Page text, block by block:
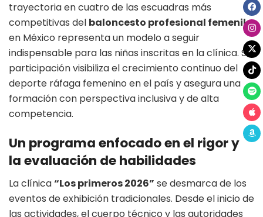
trayectoria en cuatro de las escuadras más
competitivas del baloncesto profesional femenil
en México representa un modelo a seguir
indispensable para las niñas inscritas en la clínica. Su
participación visibiliza el crecimiento continuo del
deporte ráfaga femenino en el país y asegura una
formación con perspectiva inclusiva y de alta
competencia.
Un programa enfocado en el rigor y
la evaluación de habilidades
La clínica“Los primeros 2026” se desmarca de los
eventos de exhibición tradicionales. Desde el inicio de
las actividades, el cuerpo técnico y las autoridades